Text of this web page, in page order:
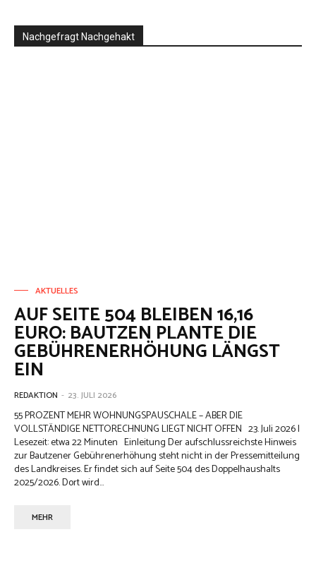
Nachgefragt Nachgehakt
AKTUELLES
AUF SEITE 504 BLEIBEN 16,16
EURO: BAUTZEN PLANTE DIE
GEBÜHRENERHÖHUNG LÄNGST
EIN
REDAKTION - 23. JULI 2026
55 PROZENT MEHR WOHNUNGSPAUSCHALE – ABER DIE
VOLLSTÄNDIGE NETTORECHNUNG LIEGT NICHT OFFEN 23. Juli 2026 |
Lesezeit: etwa 22 Minuten Einleitung Der aufschlussreichste Hinweis
zur Bautzener Gebührenerhöhung steht nicht in der Pressemitteilung
des Landkreises. Er findet sich auf Seite 504 des Doppelhaushalts
2025/2026. Dort wird...
MEHR